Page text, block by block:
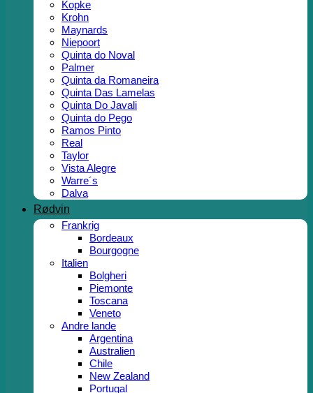
Kopke
Krohn
Maynards
Niepoort
Quinta do Noval
Palmer
Quinta da Romaneira
Quinta Das Lamelas
Quinta Do Javali
Quinta do Pego
Ramos Pinto
Real
Taylor
Vista Alegre
Warre´s
Dalva
Rødvin
Frankrig
Bordeaux
Bourgogne
Italien
Bolgheri
Piemonte
Toscana
Veneto
Andre lande
Argentina
Australien
Chile
New Zealand
Portugal